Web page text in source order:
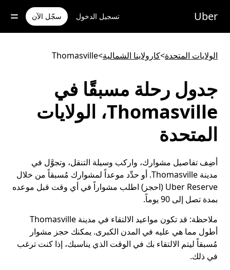
للوصول
المحتوى
Uber تسجيل الدخول سجّل الآن
الولايات المتحدة>كارولاينا الشمالية>
Thomasville
جدول رحلة مسبقًا في
Thomasville، الولايات
المتحدة
أضِف تفاصيل مشوارك، واركب وسيلة التنقل، وتجوَّل في
مدينة Thomasville. أو حدِّد موعداً لمشوارك مُسبقاً من خلال
Uber Reserve (احجز) اطلب مشواراً في أي وقت قبل موعده
بمدة تصل إلى 90 يوماً.
ملاحظة:
قد تكون مواعيد الالتقاء في مدينة Thomasville
أطول مما هي عليه في المدن الكبرى. يمكنك حجز مشوار
مُسبقاً ليتم الالتقاء بك في الوقت الذي يناسبك، إذا كنت ترغب
في ذلك.